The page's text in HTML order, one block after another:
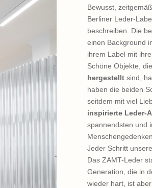
Bewusst,
Berliner Leder-
beschreiben. Die
einen Background
ihrem Label mit
Schöne Objekte,
hergestelltsind,
haben die beiden
seitdem mit viel
inspirierte Leder-
spannendsten und
Jeder Schritt
Das ZAMT-Leder
Generation, die in
wieder hart, ist